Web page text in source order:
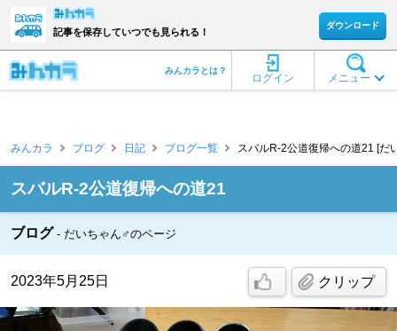
記事を保存していつでも見られる！
ダウンロード
メニュー
ログイン
みんカラとは？
みんカラ ブログ 日記 ブログ一覧 スバルR-2公道復帰への道21 [だ
スバルR-2公道復帰への道21
ブログ だいちゃん♂のページ
2023年5月25日 クリップ